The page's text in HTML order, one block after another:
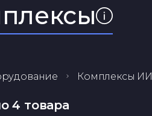
Комплексы ИИ
4 товара